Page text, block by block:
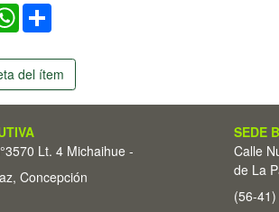
WhatsApp
del ítem
Lt. 4 Michaihue -
Concepción
SEDE
Calle
de La
(56-